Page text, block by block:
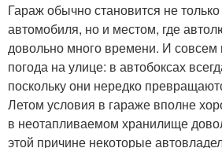
Гараж обычно становится не
автомобиля, но и местом, где
довольно много времени. И совсем
погода на улице: в автобоксах
поскольку они нередко
Летом условия в гараже вполне
в неотапливаемом хранилище
этой причине некоторые